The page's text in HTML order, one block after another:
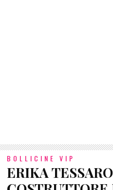
BOLLICINE VIP
ERIKA